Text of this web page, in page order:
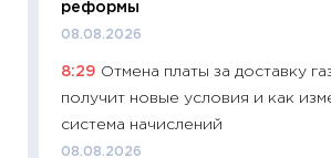
реформы
08.08.2026
8:29 Отмена платы за доставку
получит новые условия и как
система начислений
08.08.2026